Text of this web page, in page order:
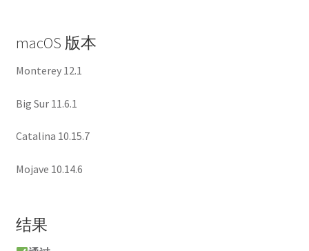
macOS 版本
Monterey 12.1
Big Sur 11.6.1
Catalina 10.15.7
Mojave 10.14.6
结果